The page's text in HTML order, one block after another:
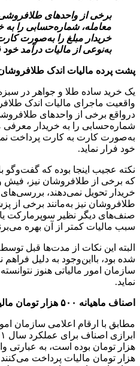
برخی از واحدهای
معامله، شماره‌حسابی را به
خریدار مبلغ را به‌صورت
به‌نوعی از مالیات درآمد خود
پشت پرده مالیات اندک
یک خرید ساده طلا و جواهر در
واقعیت ماجرای مالیات اندک
درواقع برخی از واحدهای
شماره‌حسابی را به خریدار معرفی
به‌صورت کارت به کارت پرداخت
خود فرار نماید.
نکته عجیب اینجا بوده که گفت‌وگو
که برخی از طلافروشان نیز، فیش
خریدار تحویل نمی‌دهند،
طلافروشان نیز به‌مانند برخی از
صنف‌های دیگر نظیر سوپرمارکت
سبب مالیات کمتر از آن بهره
البته این نکات از مدت‌ها قبل
شده بود، بااین‌وجود به دلیل
سازمان امور مالیاتی هنوز
نماید.
اصناف ماهیانه ۵۰۰ هزار تومان مالیات می‌دهند!
مطابق با ارقام اعلامی سازمان
هزار تومان مالیات پرداخت